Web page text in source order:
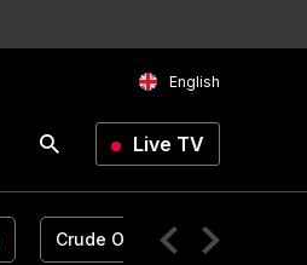
English
Live TV
Crude Oil 76,26